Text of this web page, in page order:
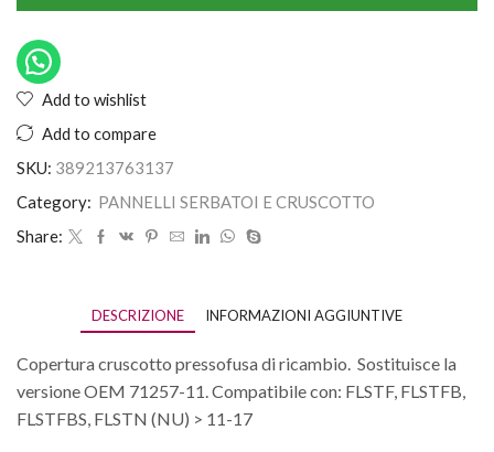
Add to wishlist
Add to compare
SKU: 389213763137
Category: PANNELLI SERBATOI E CRUSCOTTO
Share:
DESCRIZIONE INFORMAZIONI AGGIUNTIVE
Copertura cruscotto pressofusa di ricambio. Sostituisce la
versione OEM 71257-11. Compatibile con: FLSTF, FLSTFB,
FLSTFBS, FLSTN (NU) > 11-17